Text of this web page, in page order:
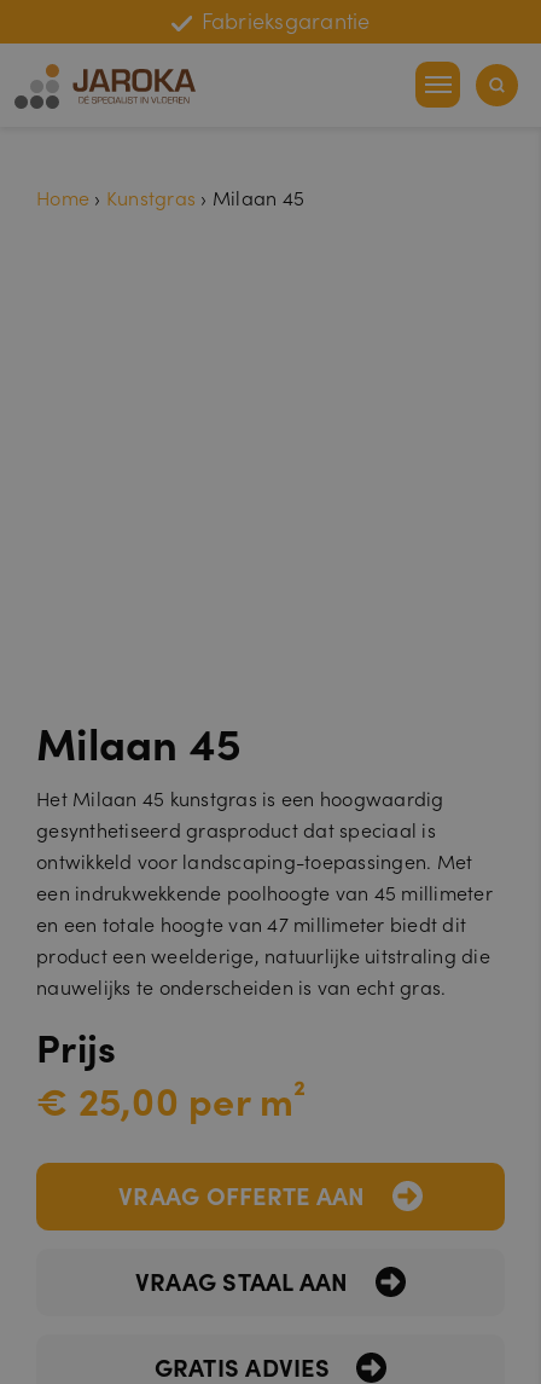
Online bestelhulp
Fabrieksgarantie
Home › Kunstgras › Milaan 45
Milaan 45
Het Milaan 45 kunstgras is een hoogwaardig
gesynthetiseerd grasproduct dat speciaal is
ontwikkeld voor landscaping-toepassingen. Met
een indrukwekkende poolhoogte van 45 millimeter
en een totale hoogte van 47 millimeter biedt dit
product een weelderige, natuurlijke uitstraling die
nauwelijks te onderscheiden is van echt gras.
Prijs
€ 25,00 per m²
VRAAG OFFERTE AAN
VRAAG STAAL AAN
GRATIS ADVIES